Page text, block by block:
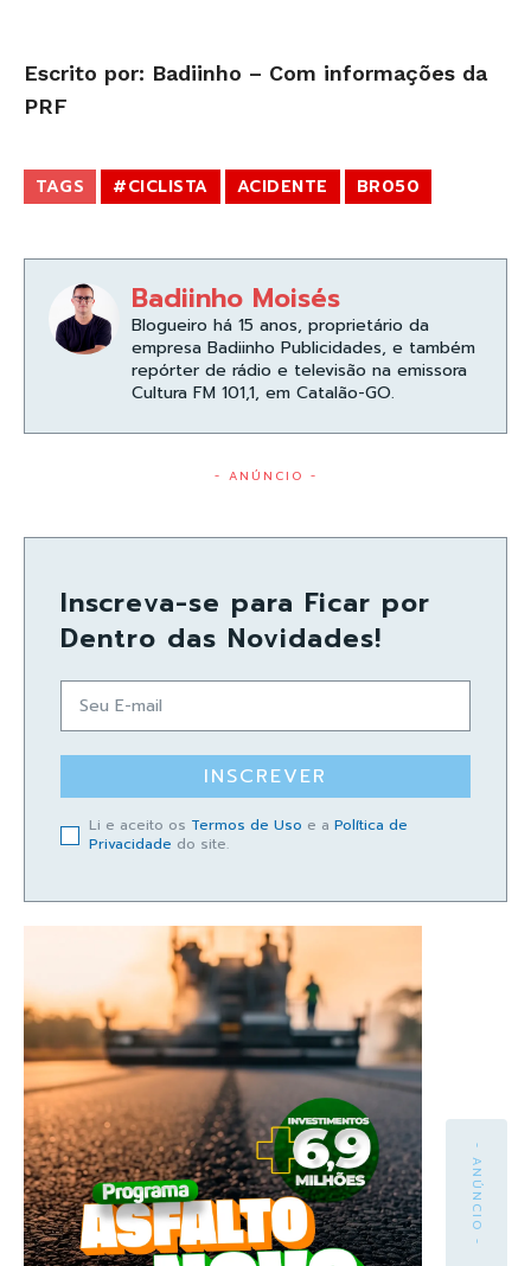
Escrito por: Badiinho – Com informações da
PRF
TAGS #CICLISTA ACIDENTE BR050
Badiinho Moisés
Blogueiro há 15 anos, proprietário da
empresa Badiinho Publicidades, e também
repórter de rádio e televisão na emissora
Cultura FM 101,1, em Catalão-GO.
- ANÚNCIO -
Inscreva-se para Ficar por
Dentro das Novidades!
INSCREVER
Li e aceito os Termos de Uso e a Política de
Privacidade do site.
- ANÚNCIO -